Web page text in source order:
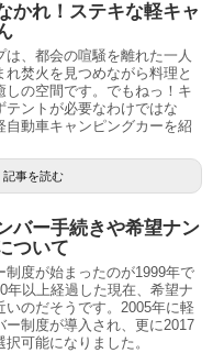
かれ！ステキな軽キャ
、都会の喧騒を離れた一人
焚火を見つめながら料理と
しの空間です。でもねっ！キ
テントが必要なわけではな
自動車キャンピングカーを紹
記事を読む
バー手続きや希望ナン
ついて
制度が始まったのが1999年で
年以上経過した現在、希望ナ
いのだそうです。2005年に軽
ー制度が導入され、更に2017
可能になりました。